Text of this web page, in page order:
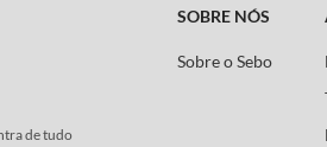
afeição de um lojista amigável e a filha
abraçou a brutal supremacia do poder
Roteiro:
de tudo
SOBRE NÓS
Sobre o Sebo